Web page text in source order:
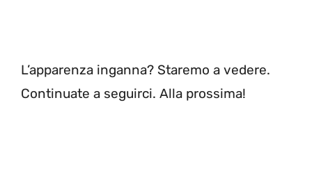
L’apparenza inganna? Staremo a vedere.
Continuate a seguirci. Alla prossima!